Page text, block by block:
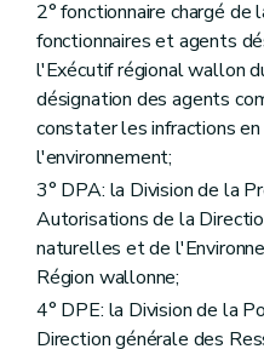
Art. 188
Art. 189
Art. 190
Art. 191
Art. 192
Art. 193
Art. 194
Art. 195
Art. 196
Art. 197
Art. 198
Art. 199
Art. 200
Art. 201
2° fonctionnaire chargé de
fonctionnaires et agents
l'Exécutif régional wallon
désignation des agents
constater les infractions
l'environnement;
3° DPA: la Division de la
Autorisations de la
naturelles et de
Région wallonne;
4° DPE: la Division de la
Direction générale des